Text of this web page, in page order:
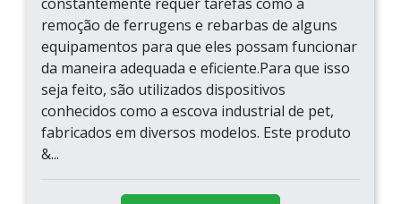
remoção de ferrugens e rebarbas de alguns
equipamentos para que eles possam funcionar
da maneira adequada e eficiente.Para que isso
seja feito, são utilizados dispositivos
conhecidos como a escova industrial de pet,
fabricados em diversos modelos. Este produto
&...